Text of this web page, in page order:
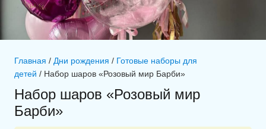
Главная / Дни рождения / Готовые наборы для
детей / Набор шаров «Розовый мир Барби»
Набор шаров «Розовый мир
Барби»